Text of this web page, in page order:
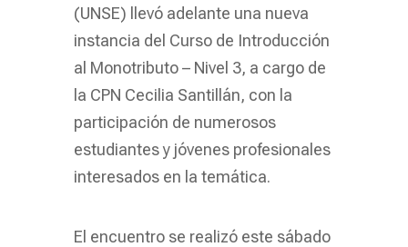
(UNSE) llevó adelante una nueva
instancia del Curso de Introducción
al Monotributo – Nivel 3, a cargo de
la CPN Cecilia Santillán, con la
participación de numerosos
estudiantes y jóvenes profesionales
interesados en la temática.
El encuentro se realizó este sábado